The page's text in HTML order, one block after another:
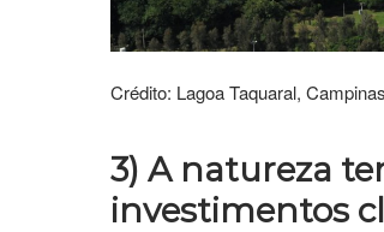
Crédito: Lagoa Taquaral,
3) A natureza
investimentos